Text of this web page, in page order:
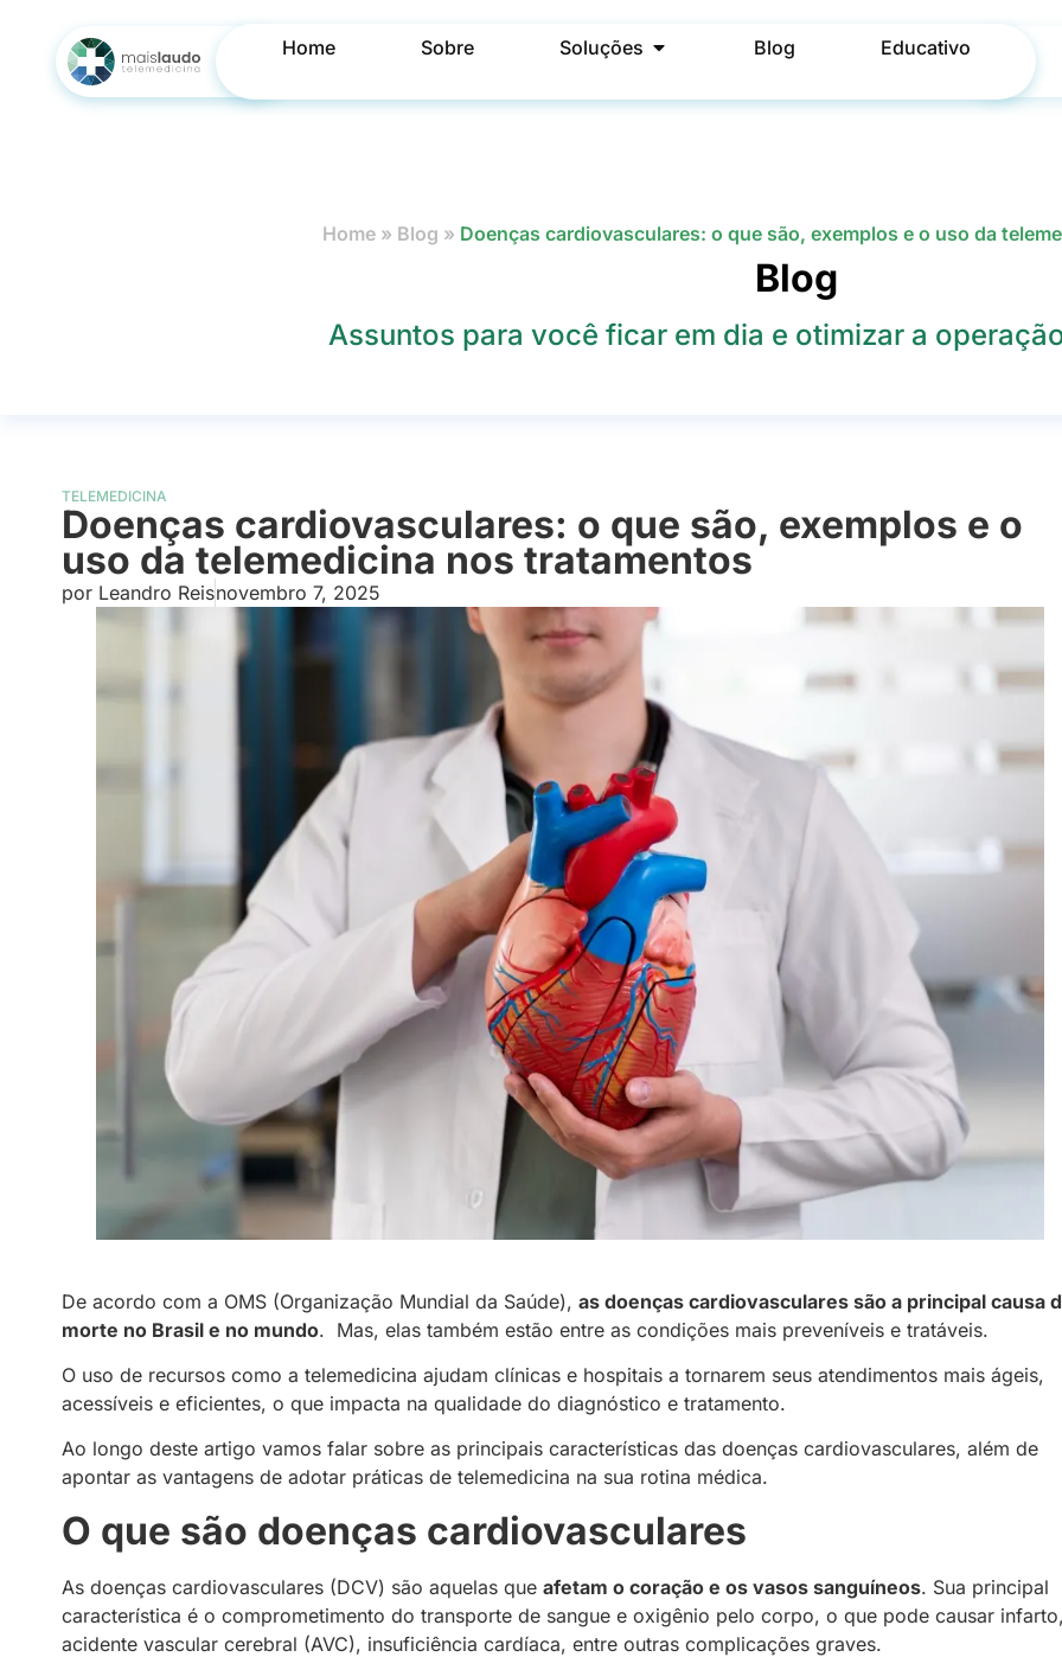
Home Sobre Soluções Blog Educativo
Home» Blog » Doenças cardiovasculares: o que são, exemplos e o uso da
Blog
Assuntos para você ficar em dia e otimizar a
TELEMEDICINA
Doenças cardiovasculares: o que são, exemplos e o
uso da telemedicina nos tratamentos
por Leandro Reisnovembro 7, 2025
De acordo com a OMS (Organização Mundial da Saúde), as doenças cardiovasculares são a principal causa
morte no Brasil e no mundo. Mas, elas também estão entre as condições mais preveníveis e tratáveis.
O uso de recursos como a telemedicina ajudam clínicas e hospitais a tornarem seus atendimentos mais ágeis,
acessíveis e eficientes, o que impacta na qualidade do diagnóstico e tratamento.
Ao longo deste artigo vamos falar sobre as principais características das doenças cardiovasculares, além de
apontar as vantagens de adotar práticas de telemedicina na sua rotina médica.
O que são doenças cardiovasculares
As doenças cardiovasculares (DCV) são aquelas que afetam o coração e os vasos sanguíneos. Sua principal
característica é o comprometimento do transporte de sangue e oxigênio pelo corpo, o que pode causar
acidente vascular cerebral (AVC), insuficiência cardíaca, entre outras complicações graves.